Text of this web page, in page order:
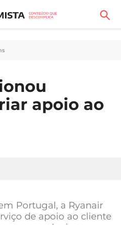
apoio ao
Portugal, a Ryanair
de apoio ao cliente